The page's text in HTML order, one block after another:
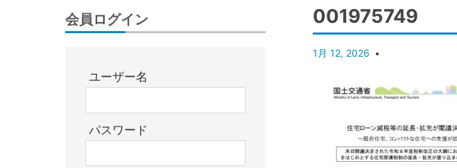
動
産
入・
却・
001975749
1月 12, 2026
会員ログイン
ユーザー名
パスワード